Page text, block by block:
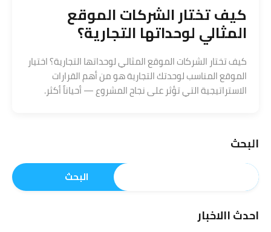
كيف تختار الشركات الموقع
المثالي لوحداتها التجارية؟
كيف تختار الشركات الموقع المثالي لوحداتها التجارية؟ اختيار
الموقع المناسب لوحدتك التجارية هو من أهم القرارات
الاستراتيجية التي تؤثر على نجاح المشروع — أحياناً أكثر.
البحث
البحث
احدث االاخبار